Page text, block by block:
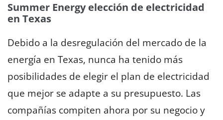
Summer Energy elección de electricidad
en Texas
Debido a la desregulación del mercado de la
energía en Texas, nunca ha tenido más
posibilidades de elegir el plan de electricidad
que mejor se adapte a su presupuesto. Las
compañías compiten ahora por su negocio y